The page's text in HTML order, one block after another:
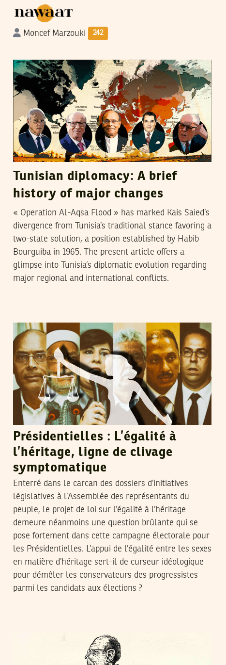
Moncef Marzouki 242
Tunisian diplomacy: A brief
history of major changes
« Operation Al-Aqsa Flood » has marked Kais Saied’s
divergence from Tunisia’s traditional stance favoring a
two-state solution, a position established by Habib
Bourguiba in 1965. The present article offers a
glimpse into Tunisia’s diplomatic evolution regarding
major regional and international conflicts.
Présidentielles : L’égalité à
l’héritage, ligne de clivage
symptomatique
Enterré dans le carcan des dossiers d’initiatives
législatives à l’Assemblée des représentants du
peuple, le projet de loi sur l’égalité à l’héritage
demeure néanmoins une question brûlante qui se
pose fortement dans cette campagne électorale pour
les Présidentielles. L’appui de l’égalité entre les sexes
en matière d’héritage sert-il de curseur idéologique
pour démêler les conservateurs des progressistes
parmi les candidats aux élections ?